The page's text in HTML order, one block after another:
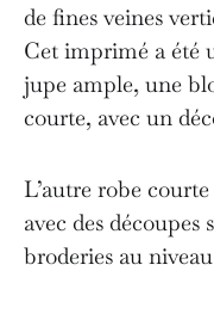
de fines veines
Cet imprimé a été
jupe ample, une
courte, avec un
L’autre robe
avec des découpes
broderies au